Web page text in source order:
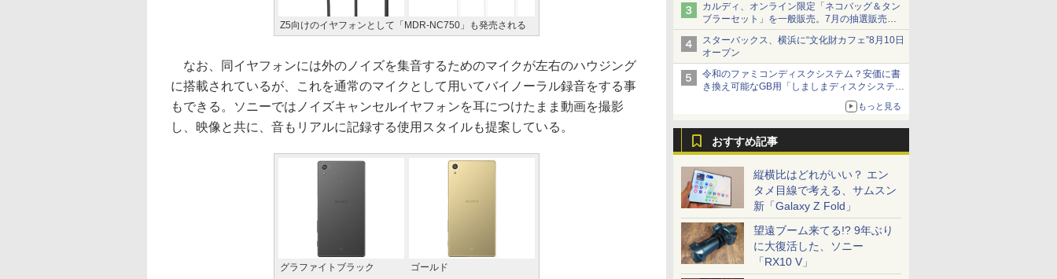
カルディ、オンライン限定「ネコバッグ＆タン
ブラーセット」を一般販売。7月の抽選販売の
当選無効分
スターバックス、横浜に“文化財カフェ”8月10日
オープン
令和のファミコンディスクシステム？安価に書
き換え可能なGB用「しましまディスクシステ
もっと見る
おすすめ記事
縦横比はどれがいい？ エン
タメ目線で考える、サムスン
新「Galaxy Z Fold」
望遠ブーム来てる!? 9年ぶり
に大復活した、ソニー
「RX10 V」
Z5向けのイヤフォンとして「MDR-NC750」も発売される
なお、同イヤフォンには外のノイズを集音するためのマイクが左右のハウジング
に搭載されているが、これを通常のマイクとして用いてバイノーラル録音をする事
もできる。ソニーではノイズキャンセルイヤフォンを耳につけたまま動画を撮影
し、映像と共に、音もリアルに記録する使用スタイルも提案している。
グラファイトブラック ゴールド